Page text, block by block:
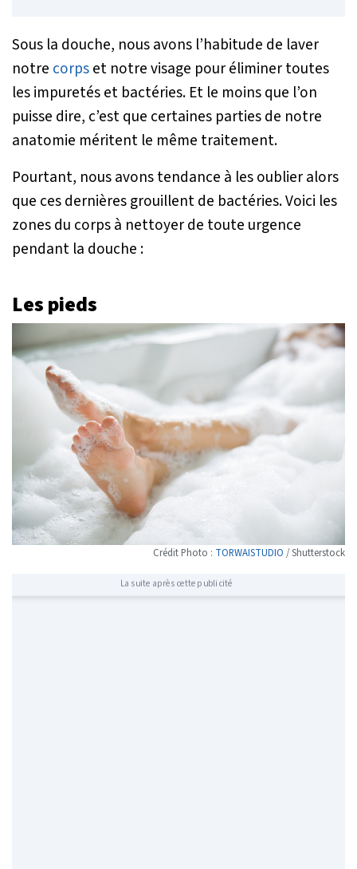
Sous la douche, nous avons l’habitude de laver
notre corpset notre visage pour éliminer toutes
les impuretés et bactéries. Et le moins que l’on
puisse dire, c’est que certaines parties de notre
anatomie méritent le même traitement.
Pourtant, nous avons tendance à les oublier alors
que ces dernières grouillent de bactéries. Voici les
zones du corps à nettoyer de toute urgence
pendant la douche :
Les pieds
Crédit Photo : TORWAISTUDIO / Shutterstock
La suite après cette publicité